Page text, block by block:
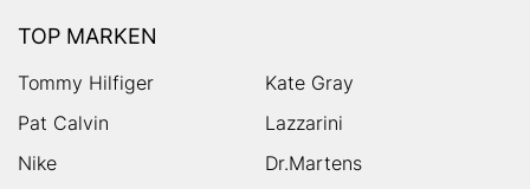
TOP MARKEN
Tommy Hilfiger
Kate Gray
Pat Calvin
Lazzarini
Nike
Dr.Martens